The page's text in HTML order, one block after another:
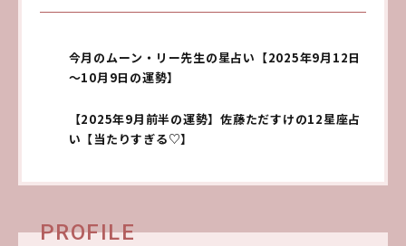
今月のムーン・リー先生の星占い【2025年9月12日
～10月9日の運勢】
【2025年9月前半の運勢】佐藤ただすけの12星座占
い【当たりすぎる♡】
PROFILE